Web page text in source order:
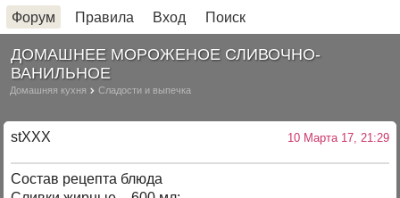
Форум Правила Вход Поиск
ДОМАШНЕЕ МОРОЖЕНОЕ СЛИВОЧНО-
ВАНИЛЬНОЕ
Домашняя кухня Сладости и выпечка
stXXX 10 Марта 17, 21:29
Состав рецепта блюда